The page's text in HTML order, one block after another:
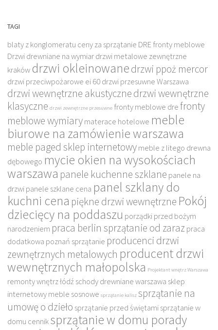
TAGI
blaty z konglomeratu ceny za sprzątanie DRE fronty meblowe
Drzwi drewniane na wymiardrzwi metalowe zewnętrzne
kraków drzwi okleinowanedrzwi ppoż mercor
drzwi przeciwpożarowe ei 60drzwi przesuwne Warszawa
drzwi wewnętrzne akustycznedrzwi wewnętrzne
klasyczne drzwi zewnętrzne przesuwne fronty meblowe drefronty
meblowe wymiarymaterace hotelowe meble
biurowe na zamówienie warszawa
meble paged sklep internetowymeble z litego drewna
dębowego mycie okien na wysokościach
warszawa panele kuchenne szklane panele na
drzwipanele szklane cena panel szklany do
kuchni cena piękne drzwi wewnętrzne Pokój
dziecięcy na poddaszu porządki przed bożym
narodzeniem praca berlin sprzątanie od zarazpraca
dodatkowa poznań sprzątanie producenci drzwi
zewnętrznych metalowych producent drzwi
wewnętrznych małopolska Projektant wnętrz Warszawa
remonty wnętrz łódź schody drewniane warszawa sklep
internetowy meble sosnowe sprzątanie kalisz sprzątanie na
umowę o dzieło sprzątanie przed świętamisprzątanie w
domu cenniksprzątanie w domu porady